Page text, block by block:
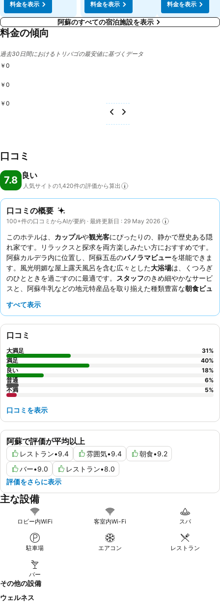
料金を表示
料金を表示
料金を表示
阿蘇のすべての宿泊施設を表示
料金の傾向
過去30日間におけるトリバゴの最安値に基づくデータ
￥0
￥0
￥0
口コミ
7.8 良い
人気サイトの1,420件の評価から算出
口コミの概要
100+件の口コミからAIが要約 · 最終更新日 : 29 May 2026
このホテルは、 カップルや観光客にぴったりの、静かで歴史ある隠
れ家です。リラックスと探求を両方楽しみたい方におすすめです。
阿蘇カルデラ内に位置し、阿蘇五岳のパノラマビューを堪能できま
す。風光明媚な屋上露天風呂を含む広々とした大浴場は、くつろぎ
のひとときを過ごすのに最適です。
スタッフのきめ細やかなサービ
スと、阿蘇牛乳などの地元特産品を取り揃えた種類豊富な朝食ビュ
として、庭園で提供されている特徴的な
すべて表示
阿蘇で評価が平均以上
レストラン•9.4 雰囲気•9.4 朝食•9.2
バー•9.0 レストラン•8.0
評価をさらに表示
口コミ
大満足 31%
満足
40%
良い
18%
普通
6%
不満
5%
口コミを表示
主な設備
ロビー内WiFi 客室内Wi-Fi スパ
駐車場 エアコン レストラン
バー
その他の設備
ウェルネス